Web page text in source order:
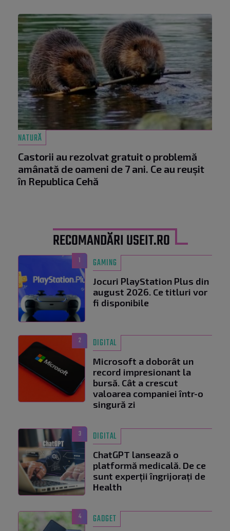
NATURĂ
Castorii au rezolvat gratuit o problemă
amânată de oameni de 7 ani. Ce au reușit
în Republica Cehă
RECOMANDĂRI USEIT.RO
1 GAMING
Jocuri PlayStation Plus din
august 2026. Ce titluri vor
fi disponibile
2 DIGITAL
Microsoft a doborât un
record impresionant la
bursă. Cât a crescut
valoarea companiei într-o
singură zi
3 DIGITAL
ChatGPT lansează o
platformă medicală. De ce
sunt experții îngrijorați de
Health
4 GADGET